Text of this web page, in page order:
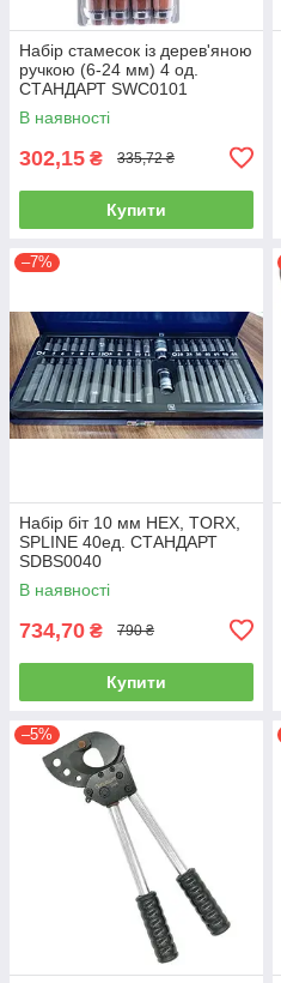
Набір стамесок із дерев'яною
ручкою (6-24 мм) 4 од.
СТАНДАРТ SWC0101
В наявності
302,15 ₴ 335,72 ₴
Купити
–7%
Набір біт 10 мм HEX, TORX,
SPLINE 40ед. СТАНДАРТ
SDBS0040
В наявності
734,70 ₴ 790 ₴
Купити
–5%